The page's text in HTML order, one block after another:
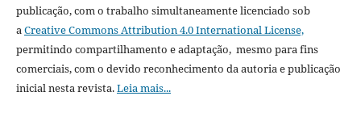
publicação, com o trabalho simultaneamente licenciado sob
aCreative Commons Attribution 4.0 International License,
permitindo compartilhamento e adaptação, mesmo para fins
comerciais, com o devido reconhecimento da autoria e publicação
inicial nesta revista.Leia mais...